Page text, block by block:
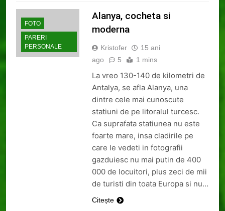
FOTO
PARERI
PERSONALE
Alanya, cocheta si
moderna
Kristofer
15 ani
ago
5 1 mins
La vreo 130-140 de kilometri de
Antalya, se afla Alanya, una
dintre cele mai cunoscute
statiuni de pe litoralul turcesc.
Ca suprafata statiunea nu este
foarte mare, insa cladirile pe
care le vedeti in fotografii
gazduiesc nu mai putin de 400
000 de locuitori, plus zeci de mii
de turisti din toata Europa si nu…
Citește